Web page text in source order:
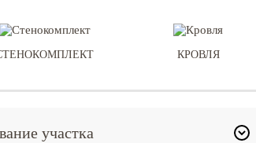
КРОВЛЯ
участка